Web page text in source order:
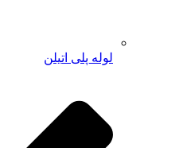
لوله پلی اتیلن